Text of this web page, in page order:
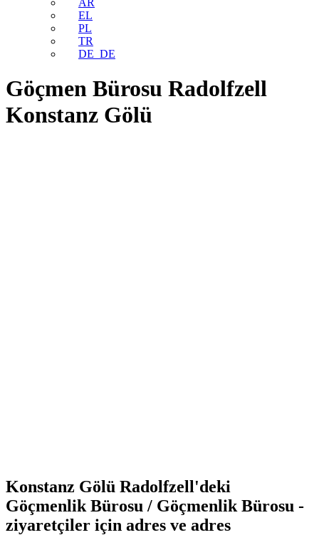
AR
EL
PL
TR
DE_DE
Göçmen Bürosu Radolfzell
Konstanz Gölü
Konstanz Gölü Radolfzell'deki
Göçmenlik Bürosu / Göçmenlik Bürosu -
ziyaretçiler için adres ve adres